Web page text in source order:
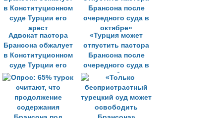
Адвокат пастора
Брансона обжалует
в Конституционном
суде Турции его
арест
«Турция может
отпустить пастора
Брансона после
очередного суда в
октябре»